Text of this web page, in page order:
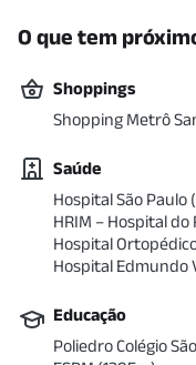
O que tem
Shoppings
Shopping Metrô
Saúde
Hospital São Paulo (
HRIM – Hospital do
Hospital
Hospital Edmundo
Educação
Poliedro Colégio